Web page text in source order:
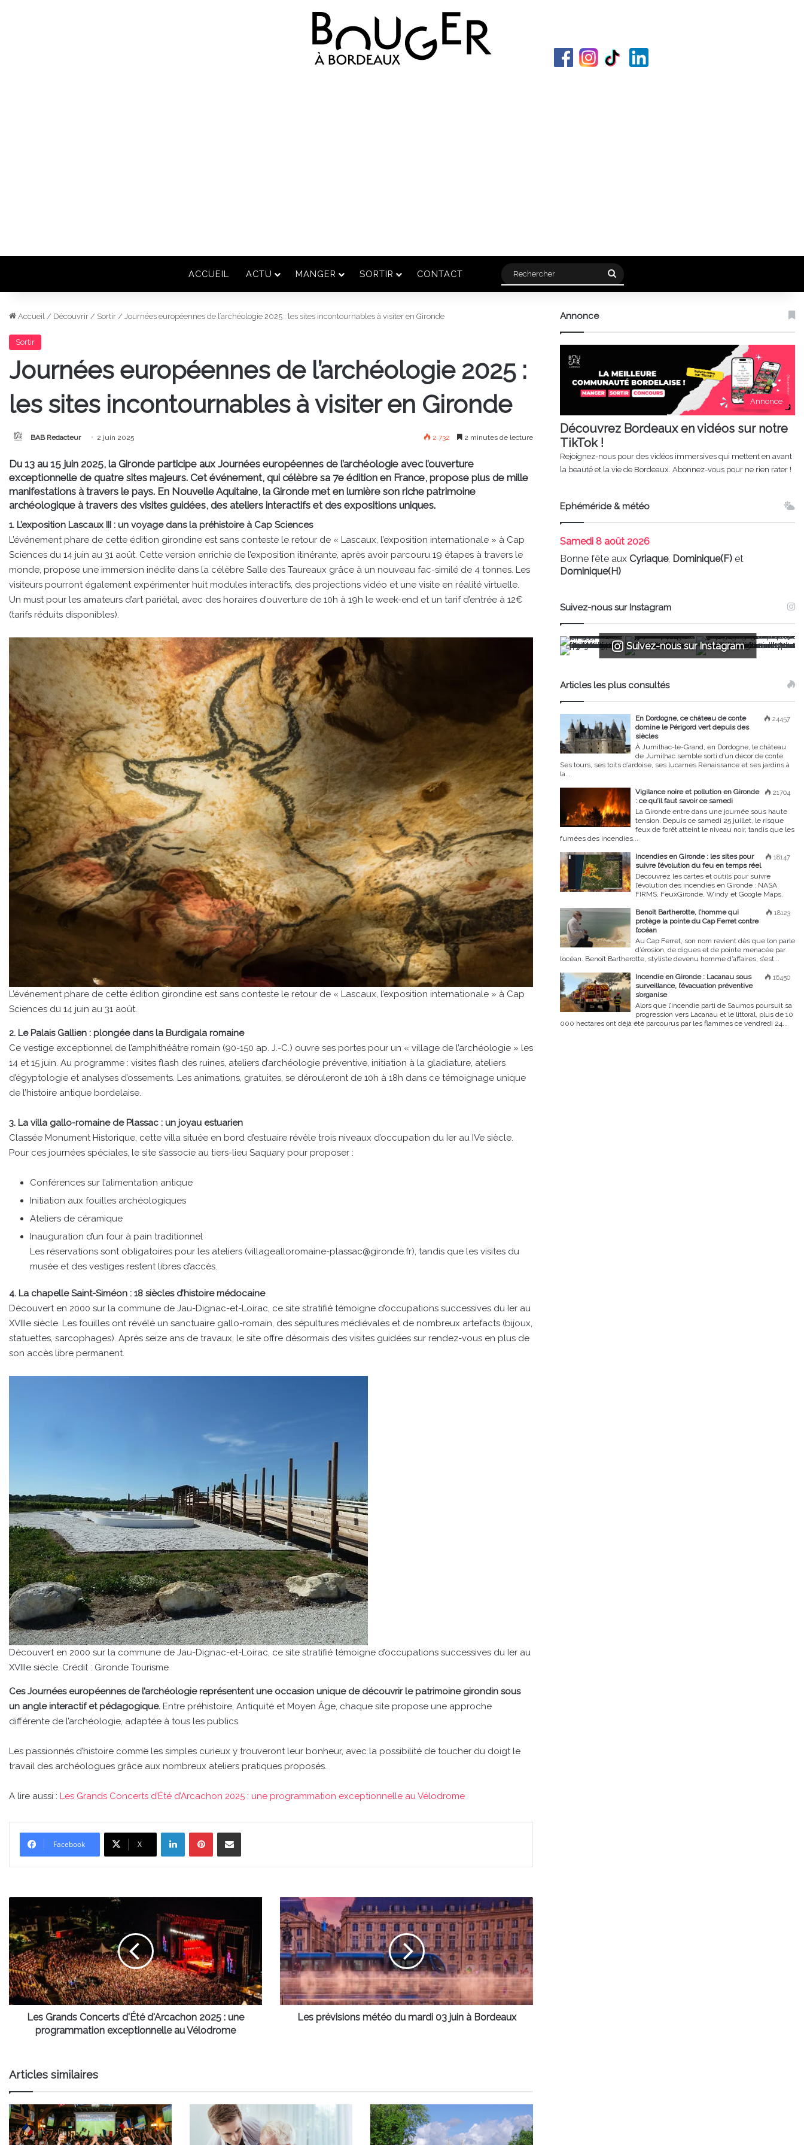
ACCUEIL ACTU MANGER SORTIR CONTACT Rechercher
Accueil / Découvrir / Sortir / Journées européennes de l’archéologie 2025 : les sites incontournables à visiter en Gironde
Sortir
Journées européennes de l’archéologie 2025 :
les sites incontournables à visiter en Gironde
BAB Redacteur 2 juin 2025 2 732 2 minutes de lecture
Du 13 au 15 juin 2025, la Gironde participe aux Journées européennes de l’archéologie avec l’ouverture
exceptionnelle de quatre sites majeurs. Cet événement, qui célèbre sa 7e édition en France, propose plus de mille
manifestations à travers le pays. En Nouvelle Aquitaine, la Gironde met en lumière son riche patrimoine
archéologique à travers des visites guidées, des ateliers interactifs et des expositions uniques.
1. L’exposition Lascaux III : un voyage dans la préhistoire à Cap Sciences
L’événement phare de cette édition girondine est sans conteste le retour de « Lascaux, l’exposition internationale » à Cap
Sciences du 14 juin au 31 août. Cette version enrichie de l’exposition itinérante, après avoir parcouru 19 étapes à travers le
monde, propose une immersion inédite dans la célèbre Salle des Taureaux grâce à un nouveau fac-similé de 4 tonnes. Les
visiteurs pourront également expérimenter huit modules interactifs, des projections vidéo et une visite en réalité virtuelle.
Un must pour les amateurs d’art pariétal, avec des horaires d’ouverture de 10h à 19h le week-end et un tarif d’entrée à 12€
(tarifs réduits disponibles).
L’événement phare de cette édition girondine est sans conteste le retour de « Lascaux, l’exposition internationale » à Cap
Sciences du 14 juin au 31 août.
2. Le Palais Gallien : plongée dans la Burdigala romaine
Ce vestige exceptionnel de l’amphithéâtre romain (90-150 ap. J.-C.) ouvre ses portes pour un « village de l’archéologie » les
14 et 15 juin. Au programme : visites flash des ruines, ateliers d’archéologie préventive, initiation à la gladiature, ateliers
d’égyptologie et analyses d’ossements. Les animations, gratuites, se dérouleront de 10h à 18h dans ce témoignage unique
de l’histoire antique bordelaise.
3. La villa gallo-romaine de Plassac : un joyau estuarien
Classée Monument Historique, cette villa située en bord d’estuaire révèle trois niveaux d’occupation du Ier au IVe siècle.
Pour ces journées spéciales, le site s’associe au tiers-lieu Saquary pour proposer :
Conférences sur l’alimentation antique
Initiation aux fouilles archéologiques
Ateliers de céramique
Inauguration d’un four à pain traditionnel
Les réservations sont obligatoires pour les ateliers (villagealloromaine-plassac@gironde.fr), tandis que les visites du
musée et des vestiges restent libres d’accès.
4. La chapelle Saint-Siméon : 18 siècles d’histoire médocaine
Découvert en 2000 sur la commune de Jau-Dignac-et-Loirac, ce site stratifié témoigne d’occupations successives du Ier au
XVIIIe siècle. Les fouilles ont révélé un sanctuaire gallo-romain, des sépultures médiévales et de nombreux artefacts (bijoux,
statuettes, sarcophages). Après seize ans de travaux, le site offre désormais des visites guidées sur rendez-vous en plus de
son accès libre permanent.
Découvert en 2000 sur la commune de Jau-Dignac-et-Loirac, ce site stratifié témoigne d’occupations successives du Ier au
XVIIIe siècle. Crédit : Gironde Tourisme
Ces Journées européennes de l’archéologie représentent une occasion unique de découvrir le patrimoine girondin sous
un angle interactif et pédagogique. Entre préhistoire, Antiquité et Moyen Âge, chaque site propose une approche
différente de l’archéologie, adaptée à tous les publics.
Les passionnés d’histoire comme les simples curieux y trouveront leur bonheur, avec la possibilité de toucher du doigt le
travail des archéologues grâce aux nombreux ateliers pratiques proposés.
A lire aussi : Les Grands Concerts d’Été d’Arcachon 2025 : une programmation exceptionnelle au Vélodrome
Facebook X
LinkedinPinterestPartager par email
Grands
Concerts
d'Été
d'Arcachon
2025
:
une
programmation
exceptionnelle
Les Grands Concerts d'Été d'Arcachon 2025 : une
programmation exceptionnelle au Vélodrome
Les
prévisions
météo
du
mardi
03
juin
à
Bordeaux
Les prévisions météo du mardi 03 juin à Bordeaux
Articles similaires
Annonce
Annonce
Découvrez Bordeaux en vidéos sur notre
TikTok !
Rejoignez-nous pour des vidéos immersives qui mettent en avant
la beauté et la vie de Bordeaux. Abonnez-vous pour ne rien rater !
Ephéméride & météo
Samedi 8 août 2026
Bonne fête auxCyriaque, Dominique(F) et
Dominique(H)
Suivez-nous sur Instagram
Suivez-nous sur Instagram
Articles les plus consultés
24457
En Dordogne, ce château de conte
domine le Périgord vert depuis des
siècles
À Jumilhac-le-Grand, en Dordogne, le château
de Jumilhac semble sorti d’un décor de conte.
Ses tours, ses toits d’ardoise, ses lucarnes Renaissance et ses jardins à
la...
21704
Vigilance noire et pollution en Gironde
: ce qu’il faut savoir ce samedi
La Gironde entre dans une journée sous haute
tension. Depuis ce samedi 25 juillet, le risque
feux de forêt atteint le niveau noir, tandis que les
fumées des incendies...
18147
Incendies en Gironde : les sites pour
suivre l’évolution du feu en temps réel
Découvrez les cartes et outils pour suivre
l’évolution des incendies en Gironde : NASA
FIRMS, FeuxGironde, Windy et Google Maps.
18123
Benoît Bartherotte, l’homme qui
protège la pointe du Cap Ferret contre
l’océan
Au Cap Ferret, son nom revient dès que l’on parle
d’érosion, de digues et de pointe menacée par
l’océan. Benoît Bartherotte, styliste devenu homme d’affaires, s’est...
16450
Incendie en Gironde : Lacanau sous
surveillance, l’évacuation préventive
s’organise
Alors que l’incendie parti de Saumos poursuit sa
progression vers Lacanau et le littoral, plus de 10
000 hectares ont déjà été parcourus par les flammes ce vendredi 24...